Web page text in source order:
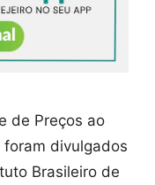
de Preços ao
foram divulgados
Brasileiro de